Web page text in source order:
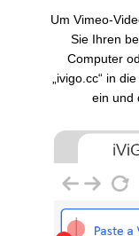
Um Vimeo-
Sie Ihren
Computer
„ivigo.cc“ in
ein und